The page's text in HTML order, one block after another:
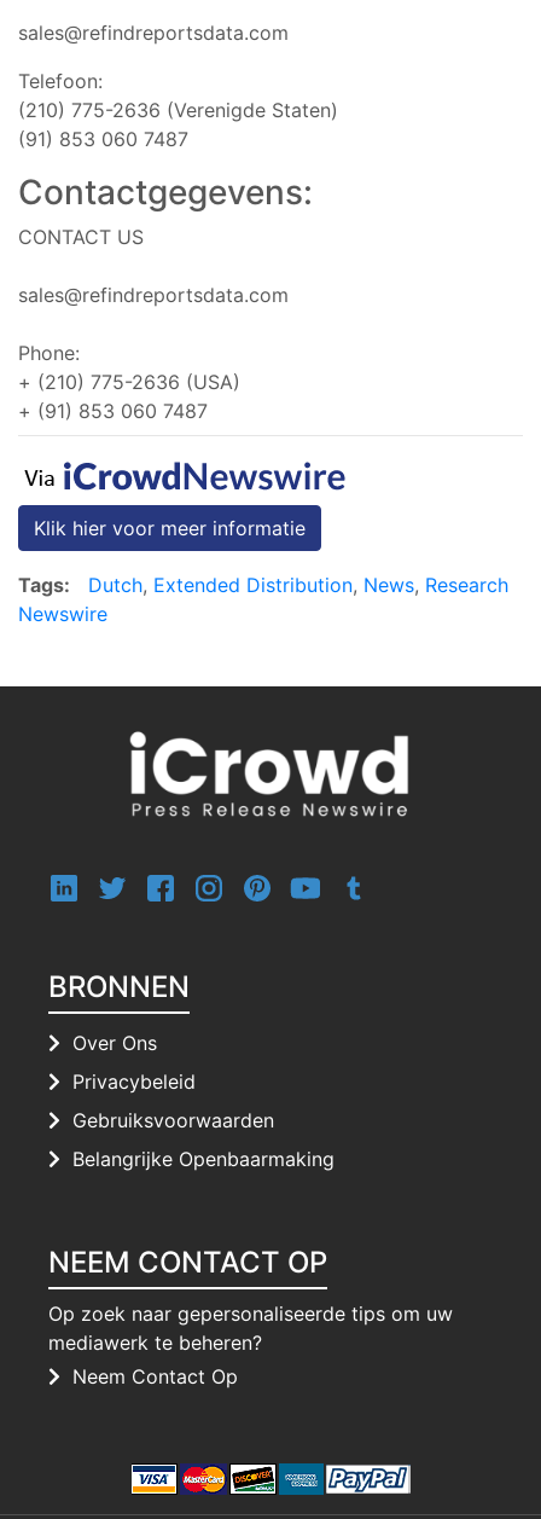
sales@refindreportsdata.com
Telefoon:
(210) 775-2636 (Verenigde Staten)
(91) 853 060 7487
Contactgegevens:
CONTACT US
sales@refindreportsdata.com
Phone:
+ (210) 775-2636 (USA)
+ (91) 853 060 7487
Klik hier voor meer informatie
Tags: Dutch, Extended Distribution, News, Research
Newswire
BRONNEN
Over Ons
Privacybeleid
Gebruiksvoorwaarden
Belangrijke Openbaarmaking
NEEM CONTACT OP
Op zoek naar gepersonaliseerde tips om uw
mediawerk te beheren?
Neem Contact Op